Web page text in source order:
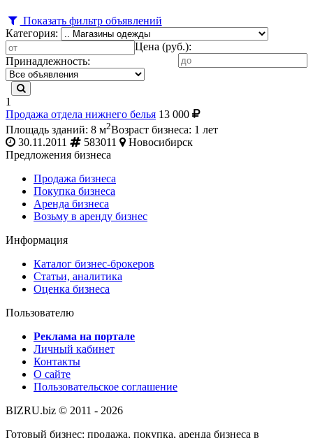
Показать фильтр объявлений
Категория:
Цена (руб.):
Принадлежность:
1
Продажа отдела нижнего белья 13 000
Площадь зданий: 8 м2Возраст бизнеса: 1 лет
30.11.2011
583011
Новосибирск
Предложения бизнеса
Продажа бизнеса
Покупка бизнеса
Аренда бизнеса
Возьму в аренду бизнес
Информация
Каталог бизнес-брокеров
Статьи, аналитика
Оценка бизнеса
Пользователю
Реклама на портале
Личный кабинет
Контакты
О сайте
Пользовательское соглашение
BIZRU.biz © 2011 - 2026
Готовый бизнес: продажа, покупка, аренда бизнеса в